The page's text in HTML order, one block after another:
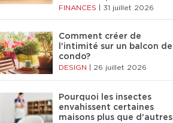
FINANCES 31 juillet 2026
Comment créer de
l'intimité sur un balcon de
condo?
DESIGN 26 juillet 2026
Pourquoi les insectes
envahissent certaines
maisons plus que d'autres